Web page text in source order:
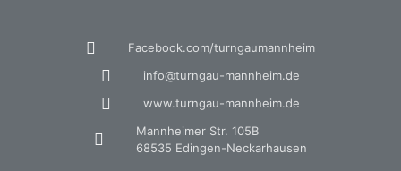
Facebook.com/turngaumannheim
info@turngau-mannheim.de
www.turngau-mannheim.de
Mannheimer Str. 105B
68535 Edingen-Neckarhausen